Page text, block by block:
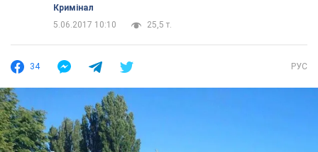
Кримінал
5.06.2017 10:10
25,5 т.
34 РУС